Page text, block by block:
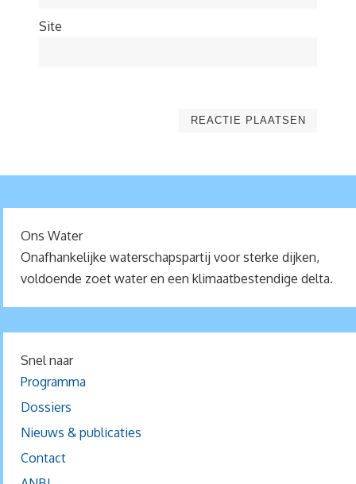
Site
Ons Water
Onafhankelijke waterschapspartij voor sterke dijken,
voldoende zoet water en een klimaatbestendige delta.
Snel naar
Programma
Dossiers
Nieuws & publicaties
Contact